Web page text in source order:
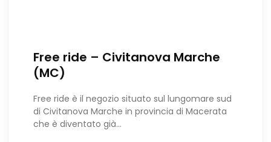
Free ride – Civitanova Marche
(MC)
Free ride è il negozio situato sul lungomare sud
di Civitanova Marche in provincia di Macerata
che è diventato già…